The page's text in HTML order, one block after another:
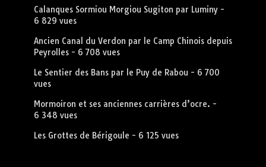
Calanques Sormiou Morgiou Sugiton par Luminy-
6 829 vues
Ancien Canal du Verdon par le Camp Chinois depuis
Peyrolles- 6 708 vues
Le Sentier des Bans par le Puy de Rabou - 6 700
vues
Mormoiron et ses anciennes carrières d’ocre. -
6 348 vues
Les Grottes de Bérigoule - 6 125 vues